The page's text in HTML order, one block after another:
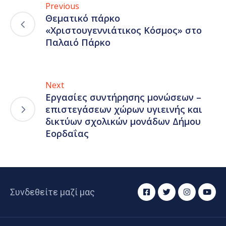
Previous
Θεματικό πάρκο
«Χριστουγεννιάτικος Κόσμος» στο
Παλαιό Πάρκο
Next
Εργασίες συντήρησης μονώσεων –
επιστεγάσεων χώρων υγιεινής και
δικτύων σχολικών μονάδων Δήμου
Εορδαΐας
Συνδεθείτε μαζί μας